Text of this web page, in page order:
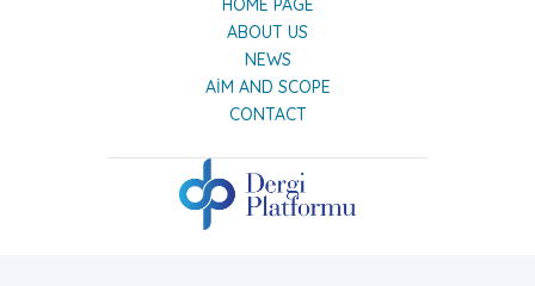
HOME PAGE
ABOUT US
NEWS
AIM AND SCOPE
CONTACT